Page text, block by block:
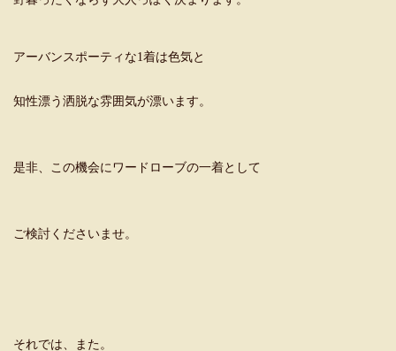
アーバンスポーティな1着は色気と
知性漂う洒脱な雰囲気が漂います。
是非、この機会にワードローブの一着として
ご検討くださいませ。
それでは、また。